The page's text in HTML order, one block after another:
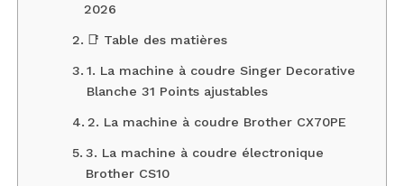
2026
📑 Table des matières
1. La machine à coudre Singer Decorative
Blanche 31 Points ajustables
2. La machine à coudre Brother CX70PE
3. La machine à coudre électronique
Brother CS10